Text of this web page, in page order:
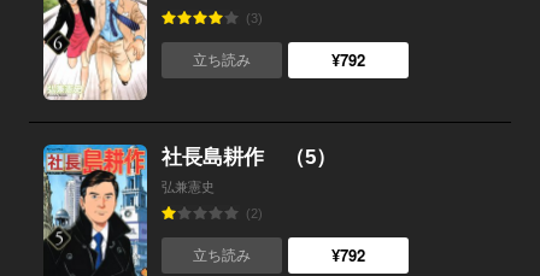
(3)
立ち読み ¥792
社長島耕作 （5）
弘兼憲史
(2)
立ち読み ¥792